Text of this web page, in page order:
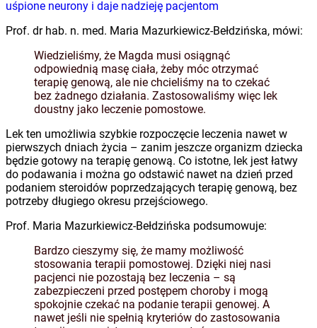
uśpione neurony i daje nadzieję pacjentom
Prof. dr hab. n. med. Maria Mazurkiewicz-Bełdzińska, mówi:
Wiedzieliśmy, że Magda musi osiągnąć
odpowiednią masę ciała, żeby móc otrzymać
terapię genową, ale nie chcieliśmy na to czekać
bez żadnego działania. Zastosowaliśmy więc lek
doustny jako leczenie pomostowe.
Lek ten umożliwia szybkie rozpoczęcie leczenia nawet w
pierwszych dniach życia – zanim jeszcze organizm dziecka
będzie gotowy na terapię genową. Co istotne, lek jest łatwy
do podawania i można go odstawić nawet na dzień przed
podaniem steroidów poprzedzających terapię genową, bez
potrzeby długiego okresu przejściowego.
Prof. Maria Mazurkiewicz-Bełdzińska podsumowuje:
Bardzo cieszymy się, że mamy możliwość
stosowania terapii pomostowej. Dzięki niej nasi
pacjenci nie pozostają bez leczenia – są
zabezpieczeni przed postępem choroby i mogą
spokojnie czekać na podanie terapii genowej. A
nawet jeśli nie spełnią kryteriów do zastosowania